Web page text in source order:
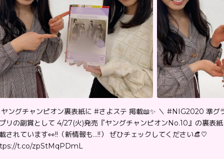
ングチャンピオン裏表紙に #さよステ 掲載📖✨ ＼ #NIG2020 準グ
リの副賞として 4/27(火)発売『ヤングチャンピオンNo.10』の裏表
されています👀!!（新情報も…!!） ぜひチェックしてください👒♡
t.co/zpStMqPDmL